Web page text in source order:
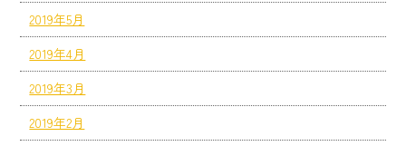
2019年5月
2019年4月
2019年3月
2019年2月